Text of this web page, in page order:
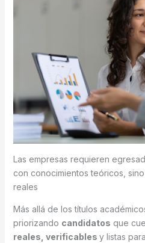
Las empresas requieren
con conocimientos teóricos,
reales
Más allá de los títulos
priorizando candidatos que
reales, verificables y listas